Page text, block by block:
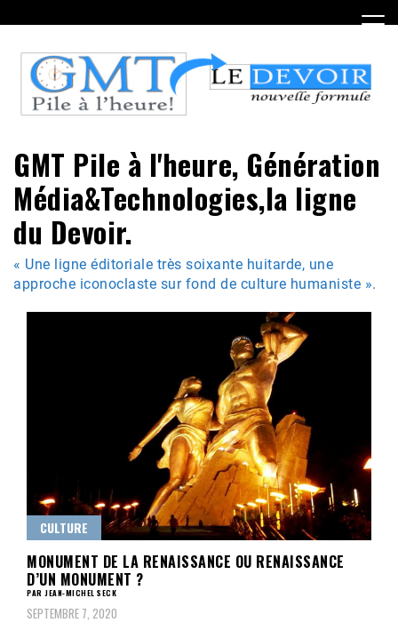
to
content
GMT Pile à l'heure, Génération
Média&Technologies,la ligne
du Devoir.
« Une ligne éditoriale très soixante huitarde, une
approche iconoclaste sur fond de culture humaniste ».
CULTURE
MONUMENT DE LA RENAISSANCE OU RENAISSANCE
D’UN MONUMENT ?
PAR JEAN-MICHEL SECK
SEPTEMBRE 7, 2020